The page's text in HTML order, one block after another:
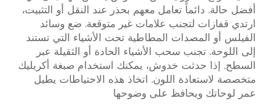
أفضل حالة. دائماً تعامل معهم بحذر عند النقل أو التثبيت،
ارتدي قفازات لتجنب علامات غير متوقعة. ضع وسائد
الفيلس أو المصدات المطاطية تحت الأشياء التي تستند
إلى اللوحة. تجنب سحب الأشياء الحادة أو الثقيلة عبر
السطح. إذا حدثت خدوش، يمكنك استخدام صبغة أكريليك
متخصصة لاستعادة اللون. اتخاذ هذه الاحتياطات يطيل
عمر لوحاتك ويحافظ على وضوحها